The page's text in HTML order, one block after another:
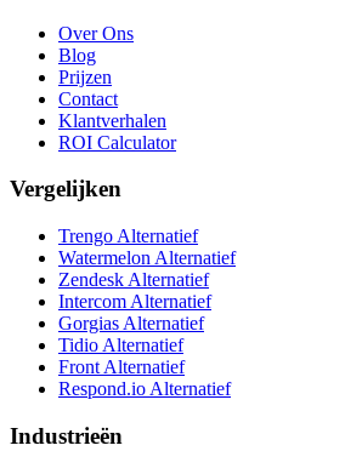
Over Ons
Blog
Prijzen
Contact
Klantverhalen
ROI Calculator
Vergelijken
Trengo Alternatief
Watermelon Alternatief
Zendesk Alternatief
Intercom Alternatief
Gorgias Alternatief
Tidio Alternatief
Front Alternatief
Respond.io Alternatief
Industrieën